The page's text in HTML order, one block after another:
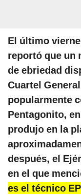
El último
reportó que un
de ebriedad
Cuartel
popularmente
Pentagonito,
produjo en la
después, el
en el que
es el técnico